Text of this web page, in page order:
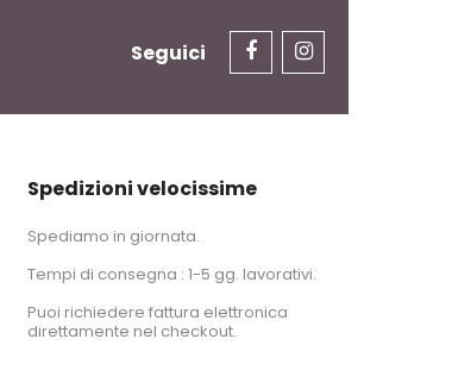
Seguici
Spedizioni velocissime
Spediamo in giornata.
Tempi di consegna : 1-5 gg. lavorativi.
Puoi richiedere fattura elettronica
direttamente nel checkout.